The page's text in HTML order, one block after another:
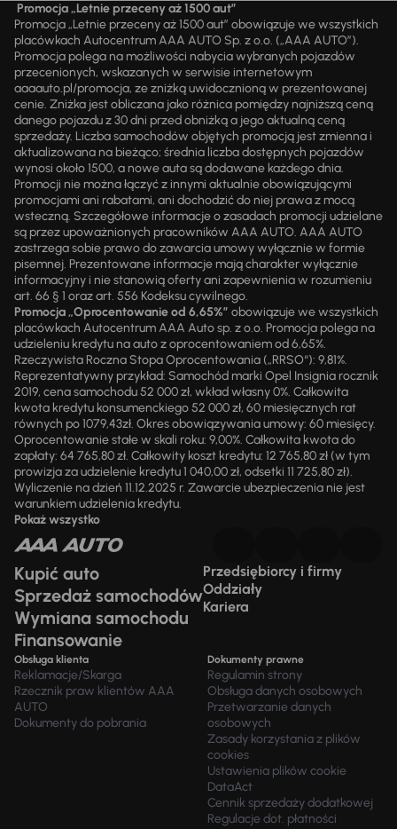
Promocja „Letnie przeceny aż 1500 aut”
Promocja „Letnie przeceny aż 1500 aut” obowiązuje we wszystkich
placówkach Autocentrum AAA AUTO Sp. z o.o. („AAA AUTO”).
Promocja polega na możliwości nabycia wybranych pojazdów
przecenionych, wskazanych w serwisie internetowym
aaaauto.pl/promocja, ze zniżką uwidocznioną w prezentowanej
cenie. Zniżka jest obliczana jako różnica pomiędzy najniższą ceną
danego pojazdu z 30 dni przed obniżką a jego aktualną ceną
sprzedaży. Liczba samochodów objętych promocją jest zmienna i
aktualizowana na bieżąco; średnia liczba dostępnych pojazdów
wynosi około 1500, a nowe auta są dodawane każdego dnia.
Promocji nie można łączyć z innymi aktualnie obowiązującymi
promocjami ani rabatami, ani dochodzić do niej prawa z mocą
wsteczną. Szczegółowe informacje o zasadach promocji udzielane
są przez upoważnionych pracowników AAA AUTO. AAA AUTO
zastrzega sobie prawo do zawarcia umowy wyłącznie w formie
pisemnej. Prezentowane informacje mają charakter wyłącznie
informacyjny i nie stanowią oferty ani zapewnienia w rozumieniu
art. 66 § 1 oraz art. 556 Kodeksu cywilnego.
Promocja „Oprocentowanie od 6,65%” obowiązuje we wszystkich
placówkach Autocentrum AAA Auto sp. z o.o. Promocja polega na
udzieleniu kredytu na auto z oprocentowaniem od 6,65%.
Rzeczywista Roczna Stopa Oprocentowania („RRSO“): 9,81%.
Reprezentatywny przykład: Samochód marki Opel Insignia rocznik
2019, cena samochodu 52 000 zł, wkład własny 0%. Całkowita
kwota kredytu konsumenckiego 52 000 zł, 60 miesięcznych rat
równych po 1079,43zł. Okres obowiązywania umowy: 60 miesięcy.
Oprocentowanie stałe w skali roku: 9,00%. Całkowita kwota do
zapłaty: 64 765,80 zł. Całkowity koszt kredytu: 12 765,80 zł (w tym
prowizja za udzielenie kredytu 1 040,00 zł, odsetki 11 725,80 zł).
Wyliczenie na dzień 11.12.2025 r. Zawarcie ubezpieczenia nie jest
warunkiem udzielenia kredytu.
Pokaż wszystko
Kupić auto
Sprzedaż samochodów
Wymiana samochodu
Finansowanie
Przedsiębiorcy i firmy
Oddziały
Kariera
Obsługa klienta
Reklamacje/Skarga
Rzecznik praw klientów AAA
AUTO
Dokumenty do pobrania
Dokumenty prawne
Regulamin strony
Obsługa danych osobowych
Przetwarzanie danych
osobowych
Zasady korzystania z plików
cookies
Ustawienia plików cookie
DataAct
Cennik sprzedaży dodatkowej
Regulacje dot. płatności